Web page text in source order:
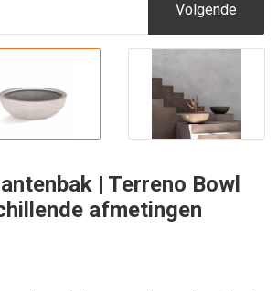
Volgende
| Terreno Bowl
afmetingen